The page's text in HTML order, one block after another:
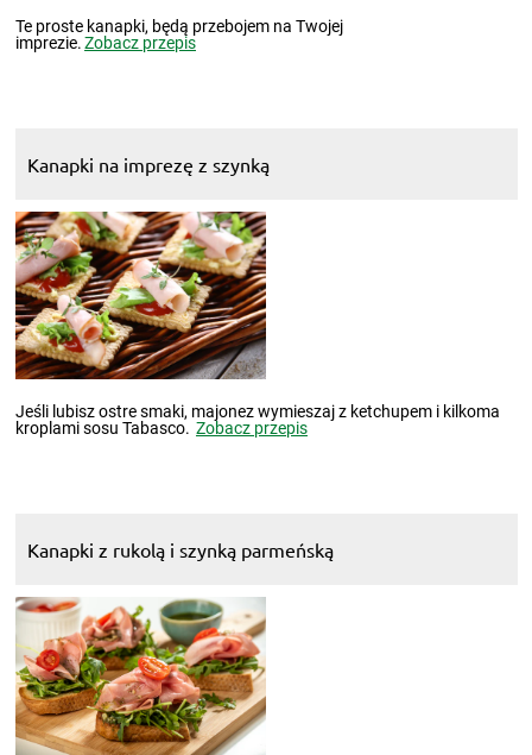
Te proste kanapki, będą przebojem na Twojej
imprezie.Zobacz przepis
Kanapki na imprezę z szynką
Jeśli lubisz ostre smaki, majonez wymieszaj z ketchupem i kilkoma
kroplami sosu Tabasco. Zobacz przepis
Kanapki z rukolą i szynką parmeńską